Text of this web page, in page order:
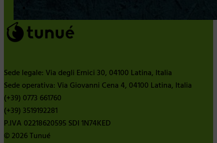
Sede legale: Via degli Ernici 30, 04100 Latina, Italia
Sede operativa: Via Giovanni Cena 4, 04100 Latina, Italia
(+39) 0773 661760
(+39) 3519192281
P.IVA 02218620595 SDI 1N74KED
© 2026 Tunué